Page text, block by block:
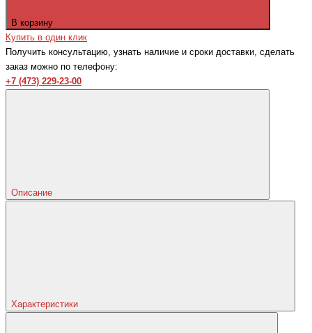
В корзину
Купить в один клик
Получить консультацию, узнать наличие и сроки доставки, сделать
заказ можно по телефону:
+7 (473) 229-23-00
Описание
Характеристики